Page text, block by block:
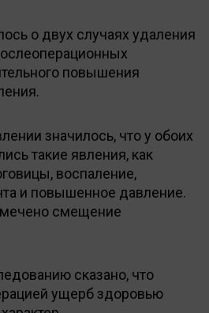
о двух случаях удаления
повышения
значилось, что у обоих
такие явления, как
воспаление,
и повышенное давление.
смещение
сказано, что
ущерб здоровью